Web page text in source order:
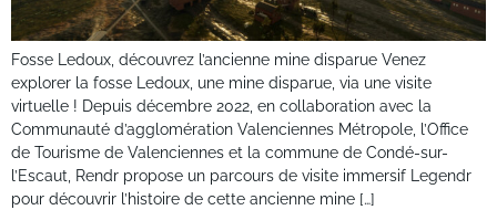
Fosse Ledoux, découvrez l’ancienne mine disparue Venez
explorer la fosse Ledoux, une mine disparue, via une visite
virtuelle ! Depuis décembre 2022, en collaboration avec la
Communauté d’agglomération Valenciennes Métropole, l’Office
de Tourisme de Valenciennes et la commune de Condé-sur-
l’Escaut, Rendr propose un parcours de visite immersif Legendr
pour découvrir l’histoire de cette ancienne mine […]